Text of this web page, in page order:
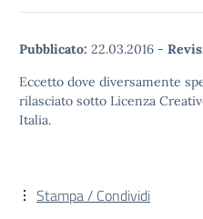
Pubblicato: 22.03.2016 -
Eccetto dove diversamente
rilasciato sotto Licenza
Italia.
Stampa / Condividi